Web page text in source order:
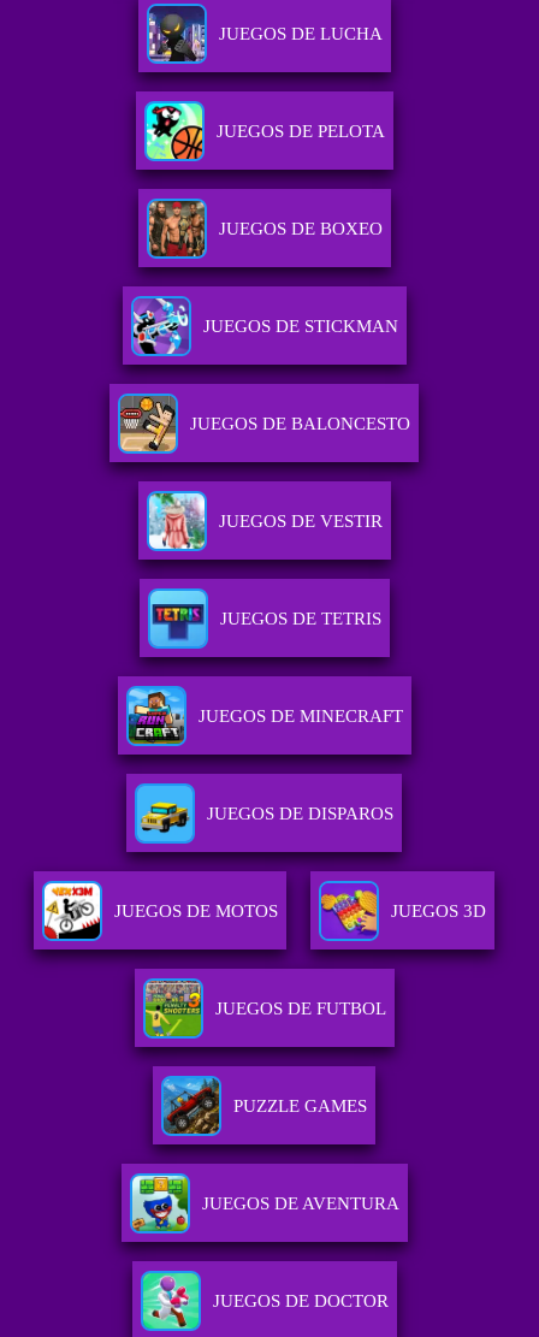
JUEGOS DE LUCHA
JUEGOS DE PELOTA
JUEGOS DE BOXEO
JUEGOS DE STICKMAN
JUEGOS DE BALONCESTO
JUEGOS DE VESTIR
JUEGOS DE TETRIS
JUEGOS DE MINECRAFT
JUEGOS DE DISPAROS
JUEGOS DE MOTOS JUEGOS 3D
JUEGOS DE FUTBOL
PUZZLE GAMES
JUEGOS DE AVENTURA
JUEGOS DE DOCTOR